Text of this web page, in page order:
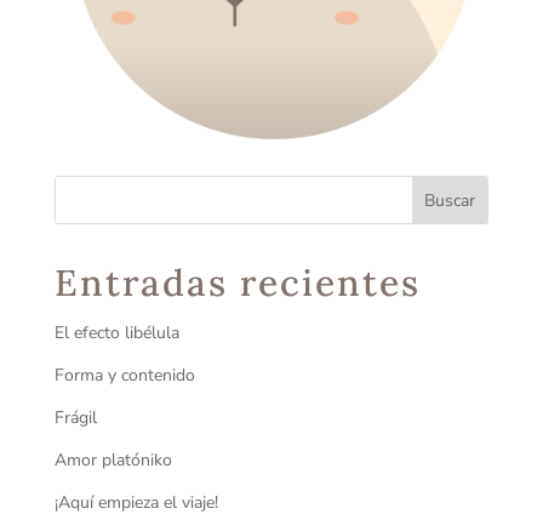
Entradas recientes
El efecto libélula
Forma y contenido
Frágil
Amor platóniko
¡Aquí empieza el viaje!